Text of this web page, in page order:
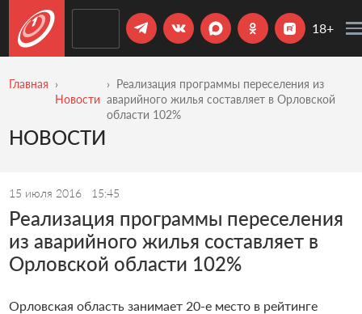
18+
Главная
Новости
Реализация программы переселения из
аварийного жилья составляет в Орловской
области 102%
НОВОСТИ
15 июля 2016 15:45
Реализация программы переселения
из аварийного жилья составляет в
Орловской области 102%
Орловская область занимает 20-е место в рейтинге